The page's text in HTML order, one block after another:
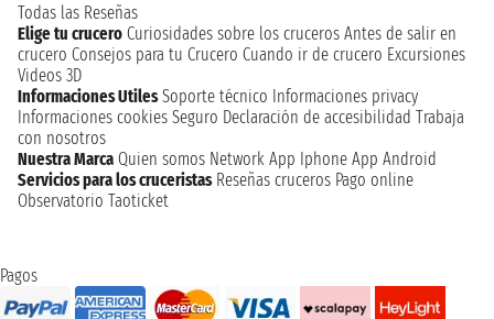
Todas las Reseñas
Elige tu crucero Curiosidades sobre los cruceros Antes de salir en
crucero Consejos para tu Crucero Cuando ir de crucero Excursiones
Videos 3D
Informaciones Utiles Soporte técnico Informaciones privacy
Informaciones cookies Seguro Declaración de accesibilidad Trabaja
con nosotros
Nuestra Marca Quien somos Network App Iphone App Android
Servicios para los cruceristas Reseñas cruceros Pago online
Observatorio Taoticket
Pagos